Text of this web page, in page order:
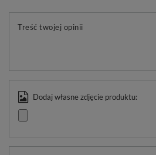
Treść twojej opinii
Dodaj własne zdjęcie produktu: